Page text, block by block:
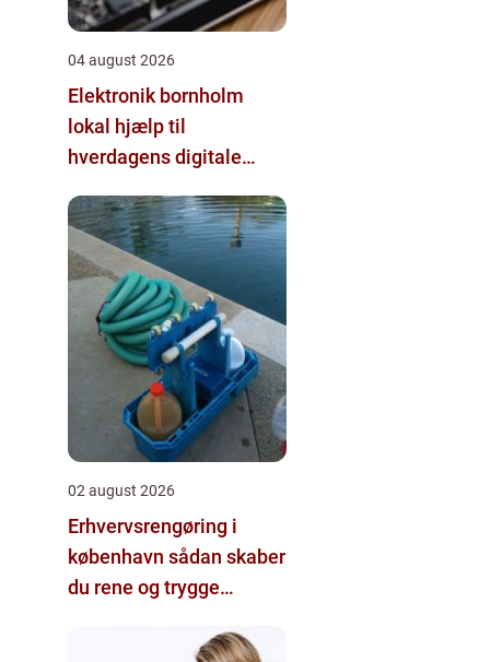
04 august 2026
Elektronik bornholm
lokal hjælp til
hverdagens digitale
02 august 2026
Erhvervsrengøring i
københavn sådan skaber
du rene og trygge
arbejdspladsen